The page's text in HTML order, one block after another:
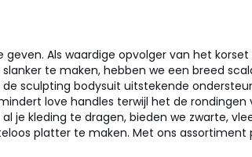
Als waardige opvolger van het
te maken, hebben we een breed
sculpting bodysuit uitstekende
love handles terwijl het de rondingen
je kleding te dragen, bieden we zwarte,
platter te maken. Met ons assortiment